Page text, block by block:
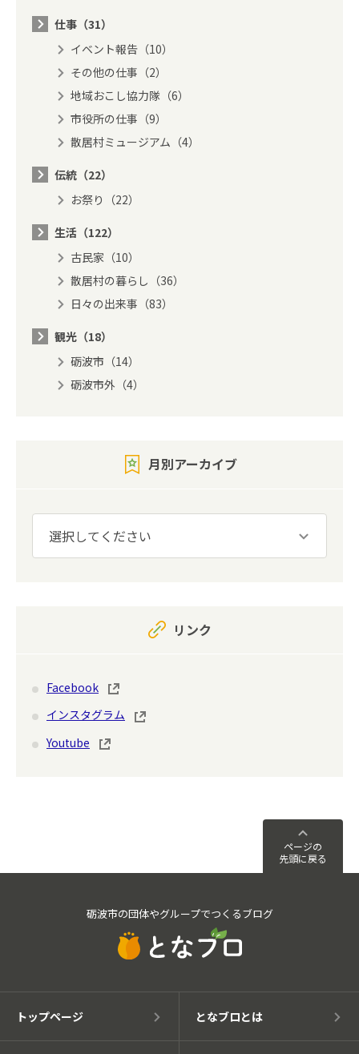
仕事（31）
イベント報告（10）
その他の仕事（2）
地域おこし協力隊（6）
市役所の仕事（9）
散居村ミュージアム（4）
伝統（22）
お祭り（22）
生活（122）
古民家（10）
散居村の暮らし（36）
日々の出来事（83）
観光（18）
砺波市（14）
砺波市外（4）
月別アーカイブ
リンク
Facebook
インスタグラム
Youtube
ページの
先頭に戻る
砺波市の団体やグループでつくるブログ
トップページ となブロとは